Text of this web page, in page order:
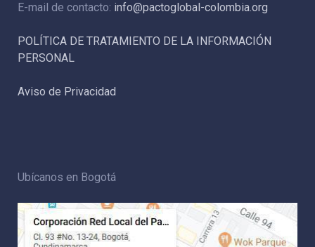
E-mail de contacto: info@pactoglobal-colombia.org
POLÍTICA DE TRATAMIENTO DE LA INFORMACIÓN
PERSONAL
Aviso de Privacidad
Ubícanos en Bogotá